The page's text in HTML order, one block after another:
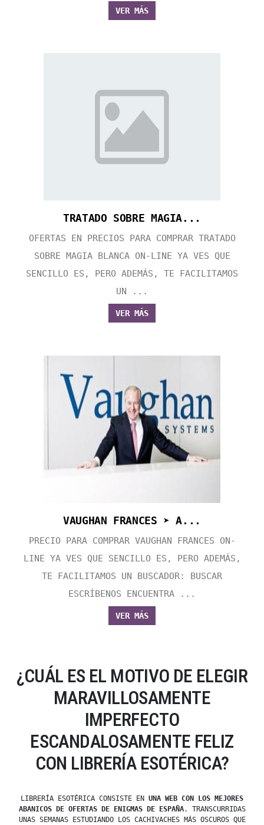
VER MÁS
TRATADO SOBRE MAGIA...
OFERTAS EN PRECIOS PARA COMPRAR TRATADO
SOBRE MAGIA BLANCA ON-LINE YA VES QUE
SENCILLO ES, PERO ADEMÁS, TE FACILITAMOS
UN ...
VER MÁS
VAUGHAN FRANCES ➤ A...
PRECIO PARA COMPRAR VAUGHAN FRANCES ON-
LINE YA VES QUE SENCILLO ES, PERO ADEMÁS,
TE FACILITAMOS UN BUSCADOR: BUSCAR
ESCRÍBENOS ENCUENTRA ...
VER MÁS
¿CUÁL ES EL MOTIVO DE ELEGIR
MARAVILLOSAMENTE
IMPERFECTO
ESCANDALOSAMENTE FELIZ
CON LIBRERÍA ESOTÉRICA?
LIBRERÍA ESOTÉRICA CONSISTE EN UNA WEB CON LOS MEJORES
ABANICOS DE OFERTAS DE ENIGMAS DE ESPAÑA. TRANSCURRIDAS
UNAS SEMANAS ESTUDIANDO LOS CACHIVACHES MÁS OSCUROS QUE